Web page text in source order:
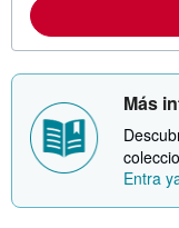
Más
Entra